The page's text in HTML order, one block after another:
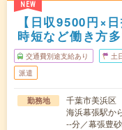
NEW
【日収9500円×
時短など働き方
交通費別途支給あり 土
派遣
勤務地
千葉市美浜区
海浜幕張駅か
--分／幕張豊